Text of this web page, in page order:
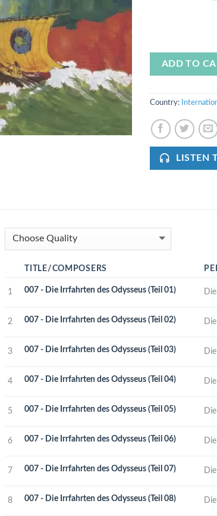
ADD TO
Country:
LISTEN
TITLE/COMPOSERS
1 007 - Die Irrfahrten des Odysseus (Teil 01)
2 007 - Die Irrfahrten des Odysseus (Teil 02)
3 007 - Die Irrfahrten des Odysseus (Teil 03)
4 007 - Die Irrfahrten des Odysseus (Teil 04)
5 007 - Die Irrfahrten des Odysseus (Teil 05)
6 007 - Die Irrfahrten des Odysseus (Teil 06)
7 007 - Die Irrfahrten des Odysseus (Teil 07)
8 007 - Die Irrfahrten des Odysseus (Teil 08)